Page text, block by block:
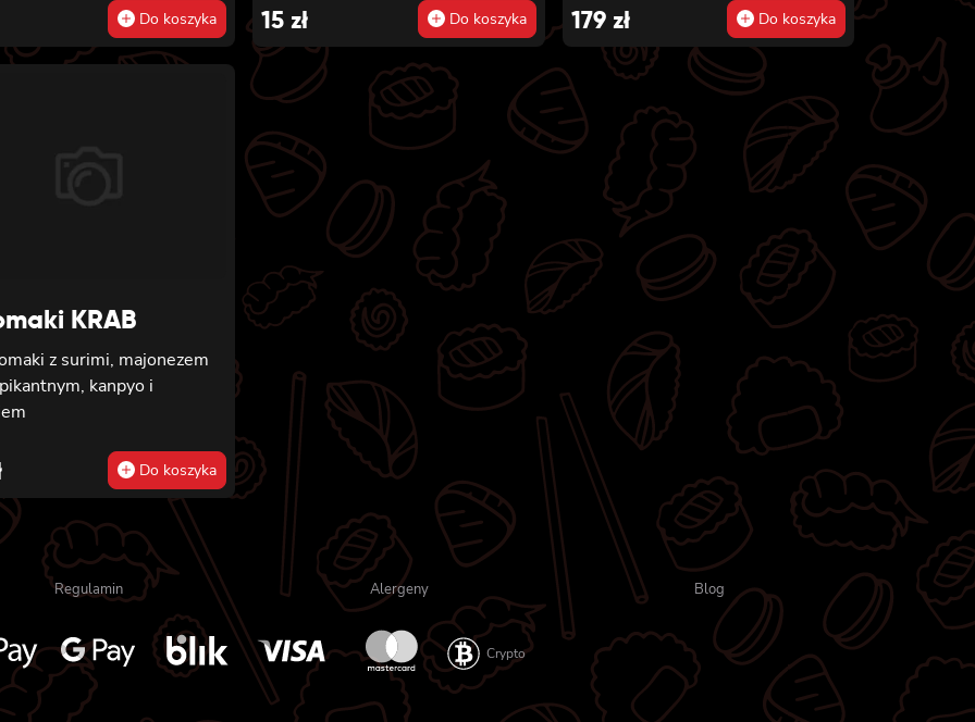
Do koszyka 15 zł Do koszyka
tempurze, ogórkiem, sałatą i
majonezem lekko pikantnym, 8x
hosomaki z łososiem, 8x hosomaki
z ogórkiem, 8x california z
łososiem, ogórkiem, serkiem
philadelphia, awokado i masago,
8x california z krewetką,
majonezem lekko pikantnym,
awokado, ogórkiem, masago i
sezamem, 2x nigiri z łososiem, 2x
nigiri z tuńczykiem, 2x nigiri z
krewetką
179 zł Do koszyka
KRAB
z surimi, majonezem
kanpyo i
Do koszyka
Regulamin Alergeny Blog
Crypto